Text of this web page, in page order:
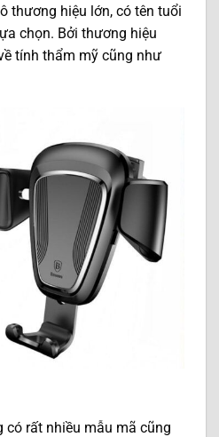
thương hiệu lớn, có tên tuổi
chọn. Bởi thương hiệu
tính thẩm mỹ cũng như
có rất nhiều mẫu mã cũng